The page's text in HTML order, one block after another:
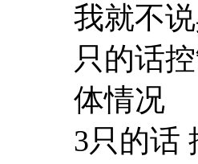
我就不
只的话
体情况
3只的话